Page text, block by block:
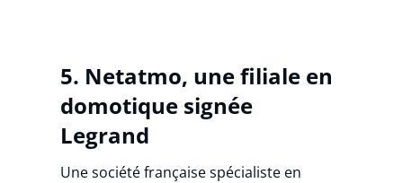
5. Netatmo, une filiale en
domotique signée
Legrand
Une société française spécialiste en